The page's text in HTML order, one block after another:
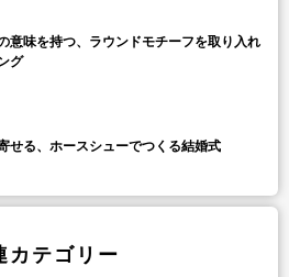
意味を持つ、ラウンドモチーフを取り入れ
グ
せる、ホースシューでつくる結婚式
カテゴリー